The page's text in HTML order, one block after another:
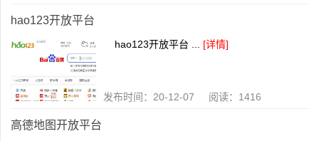
hao123开放平台
hao123开放平台 ... [详情]
发布时间：20-12-07 阅读：1416
高德地图开放平台